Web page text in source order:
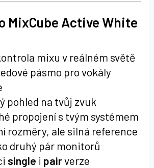
MixCube Active White
mixu v reálném světě
pásmo pro vokály
pohled na tvůj zvuk
propojení s tvým systémem
rozměry, ale silná reference
druhý pár monitorů
single i pairverze